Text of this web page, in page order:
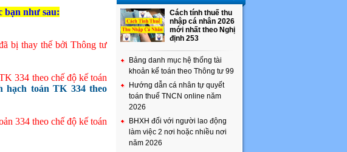
bạn như sau:
bị thay thế bởi Thông tư
334 theo chế độ kế toán
hạch toán TK 334 theo
334 theo chế độ kế toán
Cách tính thuế thu
nhập cá nhân 2026
mới nhất theo Nghị
định 253
Bảng danh mục hệ thống tài
khoản kế toán theo Thông tư 99
Hướng dẫn cá nhân tự quyết
toán thuế TNCN online năm
2026
BHXH đối với người lao động
làm việc 2 nơi hoặc nhiều nơi
năm 2026